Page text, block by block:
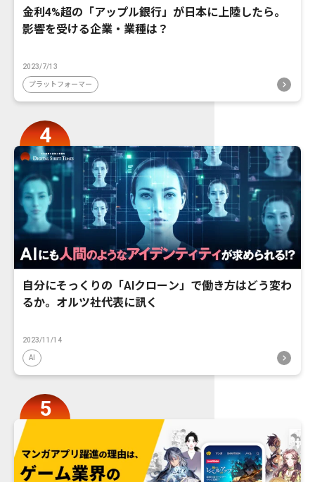
金利4%超の「アップル銀行」が日本に上陸したら。
影響を受ける企業・業種は？
2023/7/13
プラットフォーマー
自分にそっくりの「AIクローン」で働き方はどう変わ
るか。オルツ社代表に訊く
2023/11/14
AI